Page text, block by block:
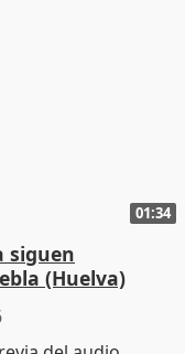
01:34
siguen
(Huelva)